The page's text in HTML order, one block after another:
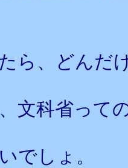
ら、どんだ
文科省って
でしょ。